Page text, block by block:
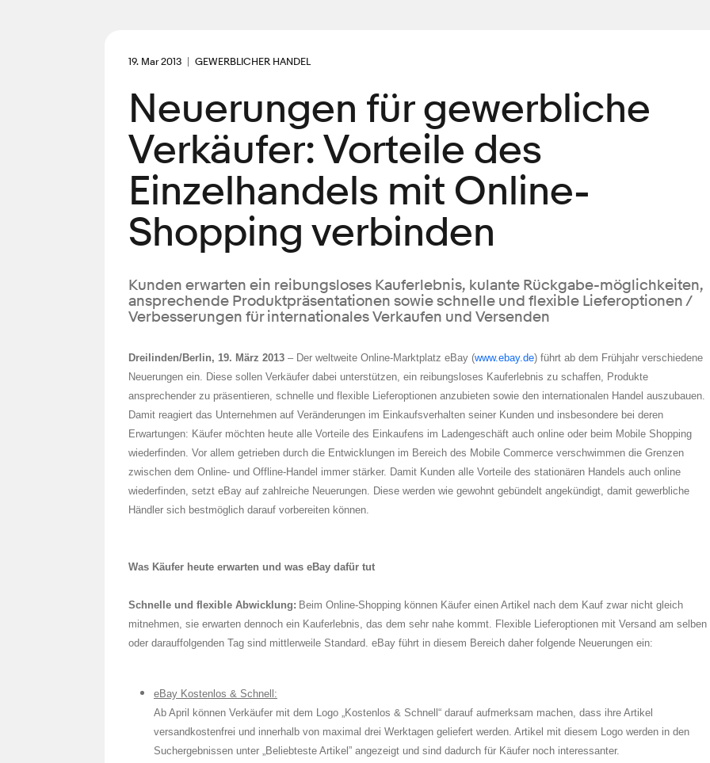
19. Mar 2013 GEWERBLICHER HANDEL
Neuerungen für gewerbliche
Verkäufer: Vorteile des
Einzelhandels mit Online-
Shopping verbinden
Kunden erwarten ein reibungsloses Kauferlebnis, kulante Rückgabe-möglichkeiten,
ansprechende Produktpräsentationen sowie schnelle und flexible Lieferoptionen /
Verbesserungen für internationales Verkaufen und Versenden
Dreilinden/Berlin, 19. März 2013 – Der weltweite Online-Marktplatz eBay (www.ebay.de) führt ab dem Frühjahr verschiedene
Neuerungen ein. Diese sollen Verkäufer dabei unterstützen, ein reibungsloses Kauferlebnis zu schaffen, Produkte
ansprechender zu präsentieren, schnelle und flexible Lieferoptionen anzubieten sowie den internationalen Handel auszubauen.
Damit reagiert das Unternehmen auf Veränderungen im Einkaufsverhalten seiner Kunden und insbesondere bei deren
Erwartungen: Käufer möchten heute alle Vorteile des Einkaufens im Ladengeschäft auch online oder beim Mobile Shopping
wiederfinden. Vor allem getrieben durch die Entwicklungen im Bereich des Mobile Commerce verschwimmen die Grenzen
zwischen dem Online- und Offline-Handel immer stärker. Damit Kunden alle Vorteile des stationären Handels auch online
wiederfinden, setzt eBay auf zahlreiche Neuerungen. Diese werden wie gewohnt gebündelt angekündigt, damit gewerbliche
Händler sich bestmöglich darauf vorbereiten können.
Was Käufer heute erwarten und was eBay dafür tut
Schnelle und flexible Abwicklung: Beim Online-Shopping können Käufer einen Artikel nach dem Kauf zwar nicht gleich
mitnehmen, sie erwarten dennoch ein Kauferlebnis, das dem sehr nahe kommt. Flexible Lieferoptionen mit Versand am selben
oder darauffolgenden Tag sind mittlerweile Standard. eBay führt in diesem Bereich daher folgende Neuerungen ein:
eBay Kostenlos & Schnell:
Ab April können Verkäufer mit dem Logo „Kostenlos & Schnell“ darauf aufmerksam machen, dass ihre Artikel
versandkostenfrei und innerhalb von maximal drei Werktagen geliefert werden. Artikel mit diesem Logo werden in den
Suchergebnissen unter „Beliebteste Artikel” angezeigt und sind dadurch für Käufer noch interessanter.